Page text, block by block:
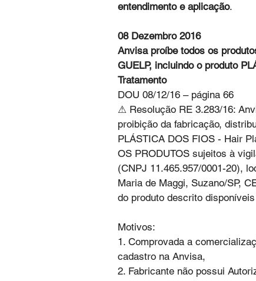
entendimento e aplicação.
08 Dezembro 2016
Anvisa proíbe todos os
GUELP, incluindo o produto
Tratamento
DOU 08/12/16 – página 66
⚠ Resolução RE 3.283/16:
proibição da fabricação,
PLÁSTICA DOS FIOS - Hair
OS PRODUTOS sujeitos à
(CNPJ 11.465.957/0001-20),
Maria de Maggi, Suzano/SP,
do produto descrito
Motivos:
1. Comprovada a
cadastro na Anvisa,
2. Fabricante não possui